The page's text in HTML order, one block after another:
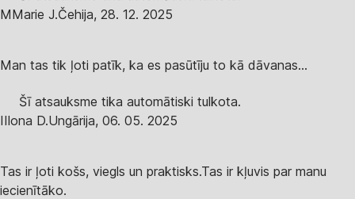
MMarie J.Čehija, 28. 12. 2025
Man tas tik ļoti patīk, ka es pasūtīju to kā dāvanas...
Šī atsauksme tika automātiski tulkota.
IIlona D.Ungārija, 06. 05. 2025
Tas ir ļoti košs, viegls un praktisks.Tas ir kļuvis par manu
iecienītāko.